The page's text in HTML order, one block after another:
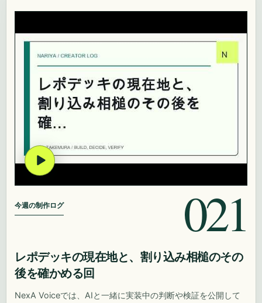
今週の制作ログ 021
レポデッキの現在地と、割り込み相槌のその
後を確かめる回
NexA Voiceでは、AIと一緒に実装中の判断や検証を公開して